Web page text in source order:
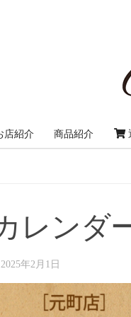
店紹介 商品紹介
レンダ
2025年2月1日